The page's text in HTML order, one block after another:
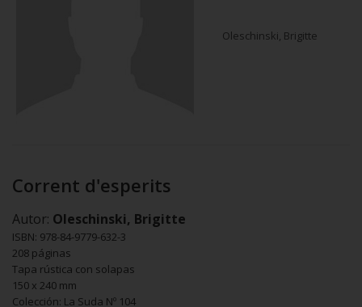
Oleschinski, Brigitte
Corrent d'esperits
Autor: Oleschinski, Brigitte
ISBN: 978-84-9779-632-3
208 páginas
Tapa rústica con solapas
150 x 240 mm
Colección: La Suda Nº 104